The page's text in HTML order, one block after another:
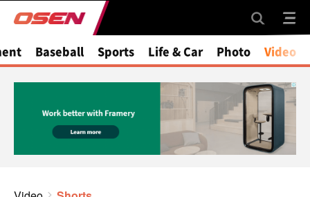
Baseball Sports Life & Car Photo Video